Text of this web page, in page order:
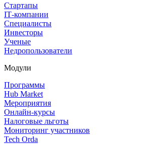
Стартапы
IT‑компании
Специалисты
Инвесторы
Ученые
Недропользователи
Модули
Программы
Hub Market
Мероприятия
Онлайн‑курсы
Налоговые льготы
Мониторинг участников
Tech Orda